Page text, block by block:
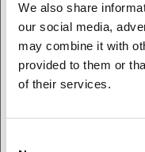
We also share
our social media,
may combine it with
provided to them or
of their services.
Välj rätt
Glasplatta: Erbjuder
vidhäftning för
och idealisk för
1. Är du en